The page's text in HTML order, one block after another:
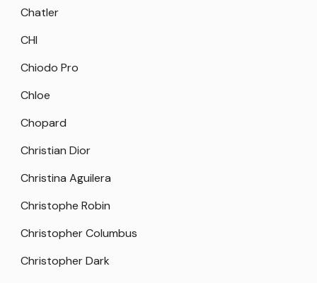
Chatler
CHI
Chiodo Pro
Chloe
Chopard
Christian Dior
Christina Aguilera
Christophe Robin
Christopher Columbus
Christopher Dark